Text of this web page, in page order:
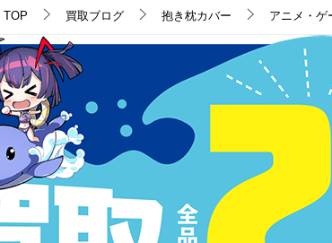
TOP 買取ブログ 抱き枕カバー アニメ・ゲ